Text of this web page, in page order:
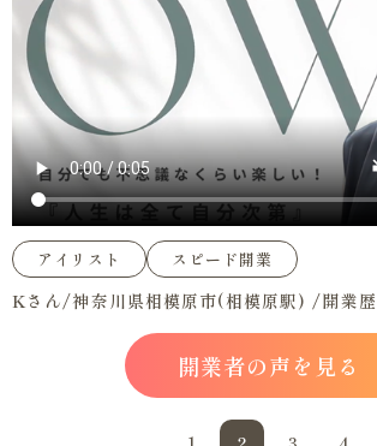
アイリスト スピード開業
Kさん/神奈川県相模原市(相模原駅) /開業
開業者の声を見る